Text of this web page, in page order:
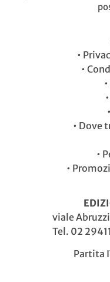
•
•
•
•
•
• Dove
•
•
viale
Tel. 02
Partita